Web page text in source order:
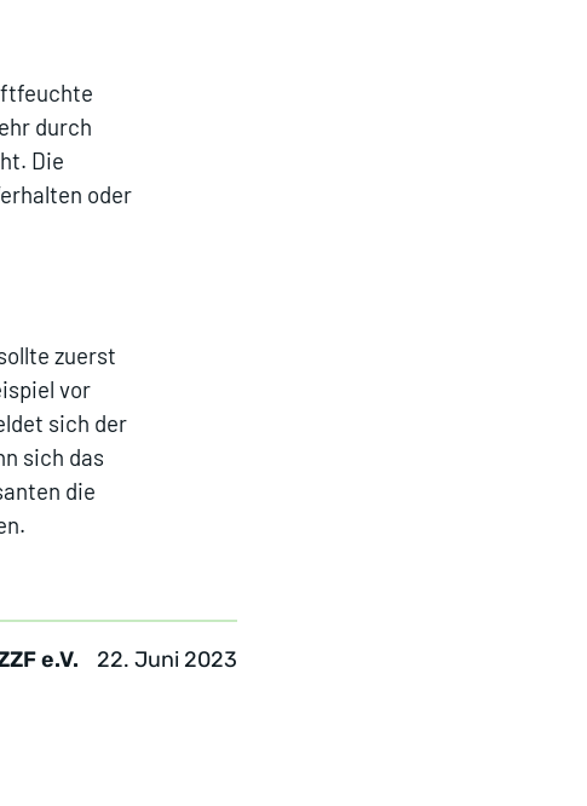
durch
Die
oder
zuerst
vor
sich der
sich das
die
e.V. 22. Juni 2023